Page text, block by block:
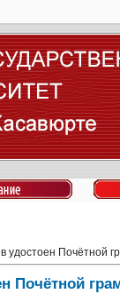
удостоен Почётной
Почётной